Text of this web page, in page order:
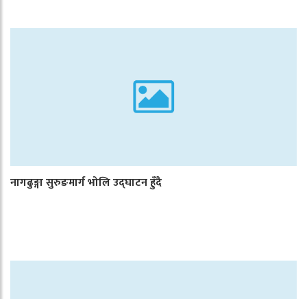
नागढुङ्गा सुरुङमार्ग भोलि उद्घाटन हुँदै